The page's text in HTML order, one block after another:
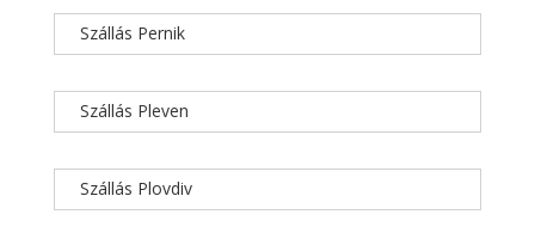
Szállás Pernik
Szállás Pleven
Szállás Plovdiv